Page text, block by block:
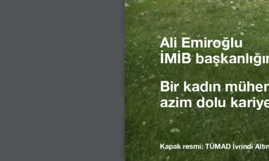
Ali Emiroğlu
İMİB
Bir kadın
azim dolu
Kapak resmi: TÜMAD İvrindi